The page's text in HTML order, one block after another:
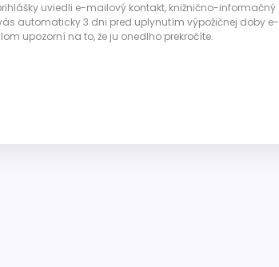
uviedli e-mailový kontakt, knižnično-informačný
automaticky 3 dni pred uplynutím výpožičnej doby e-
upozorní na to, že ju onedlho prekročíte.